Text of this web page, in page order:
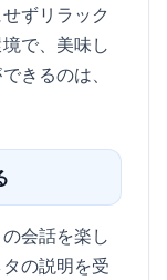
ずリラック
で、美味し
きるのは、
会話を楽し
の説明を受